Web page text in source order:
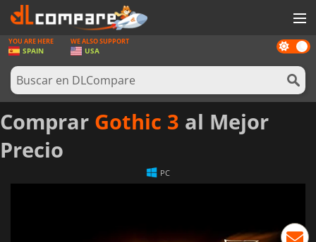
JUEGOS
TARJETAS PREPAGO
SOFTWARE
REWARDS
HARDWARE
Dark
mode
YOU ARE HERE
SPAIN
WE ALSO SUPPORT
USA
Comprar Gothic 3 al Mejor
Precio
PC